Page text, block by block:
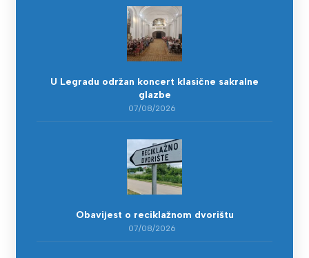
U Legradu održan koncert klasične sakralne
glazbe
07/08/2026
Obavijest o reciklažnom dvorištu
07/08/2026